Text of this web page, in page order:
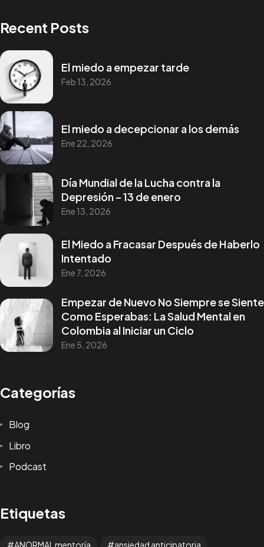
Recent Posts
El miedo a empezar tarde
Feb 13, 2026
El miedo a decepcionar a los demás
Ene 22, 2026
Día Mundial de la Lucha contra la
Depresión – 13 de enero
Ene 13, 2026
El Miedo a Fracasar Después de Haberlo
Intentado
Ene 7, 2026
Empezar de Nuevo No Siempre se Siente
Como Esperabas: La Salud Mental en
Colombia al Iniciar un Ciclo
Ene 5, 2026
Categorías
Blog
Libro
Podcast
Etiquetas
ANORMAL mentoría ansiedad anticipatoria